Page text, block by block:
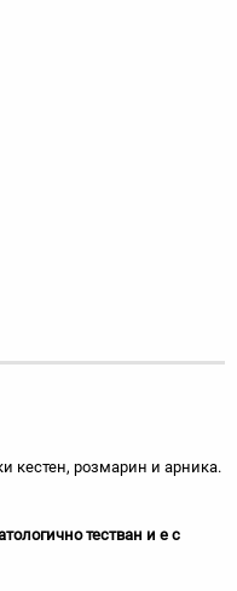
кестен, розмарин и арника.
тестван и е с